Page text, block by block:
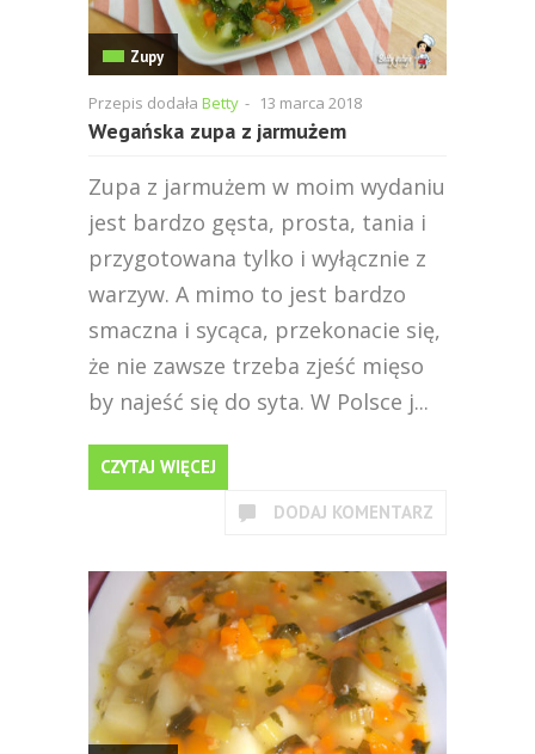
Zupy
Przepis dodała Betty - 13 marca 2018
Wegańska zupa z jarmużem
Zupa z jarmużem w moim wydaniu
jest bardzo gęsta, prosta, tania i
przygotowana tylko i wyłącznie z
warzyw. A mimo to jest bardzo
smaczna i sycąca, przekonacie się,
że nie zawsze trzeba zjeść mięso
by najeść się do syta. W Polsce j...
CZYTAJ WIĘCEJ
DODAJ KOMENTARZ